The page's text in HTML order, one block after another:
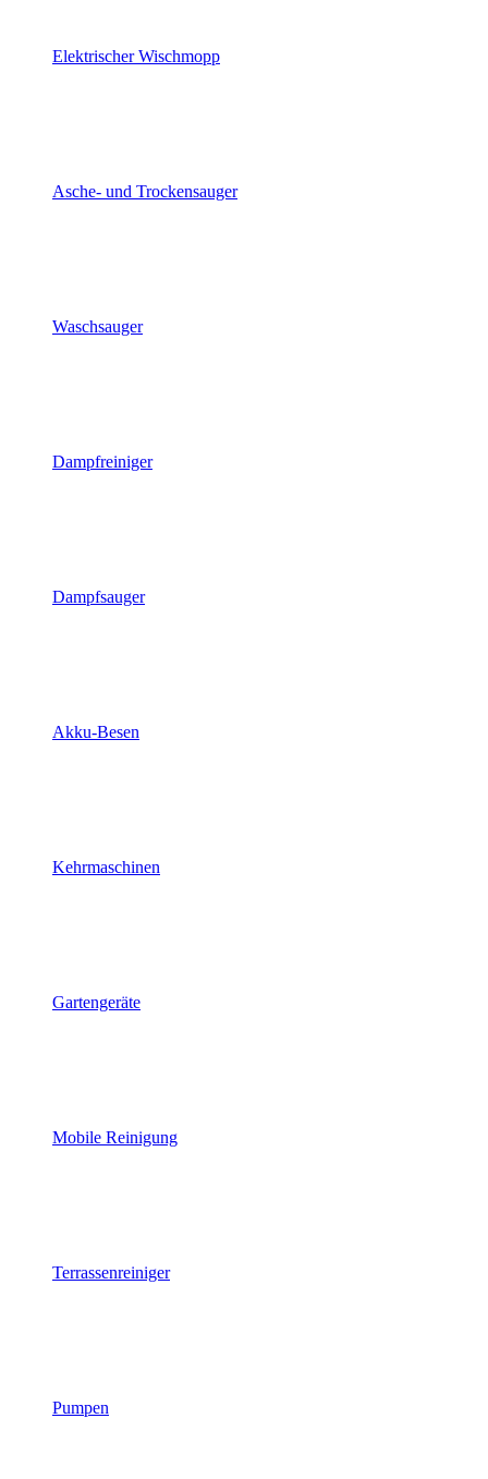
Elektrischer Wischmopp
Asche- und Trockensauger
Waschsauger
Dampfreiniger
Dampfsauger
Akku-Besen
Kehrmaschinen
Gartengeräte
Mobile Reinigung
Terrassenreiniger
Pumpen